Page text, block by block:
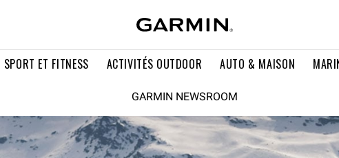
SPORT ET FITNESS ACTIVITÉS OUTDOOR AUTO & MAISON
GARMIN NEWSROOM